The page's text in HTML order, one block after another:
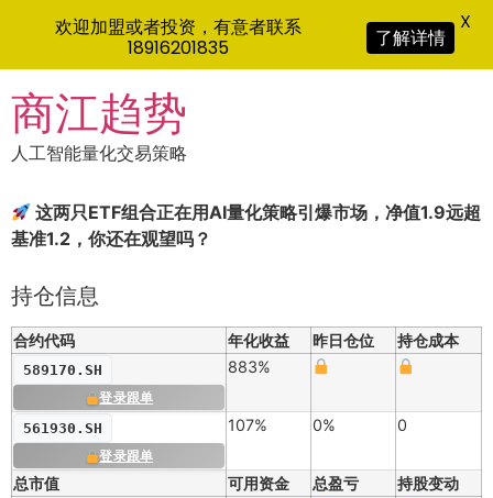
to
content
商江趋势
人工智能量化交易策略
这两只ETF组合正在用AI量化策略引爆市场，净值1.9远超
基准1.2，你还在观望吗？
持仓信息
合约代码 年化收益 昨日仓位 持仓成本
589170.SH
登录跟单
883%
561930.SH
登录跟单
107% 0% 0
总市值 可用资金 总盈亏
持股变动
欢迎加盟或者投资，有意者联系
18916201835
了解详情
X